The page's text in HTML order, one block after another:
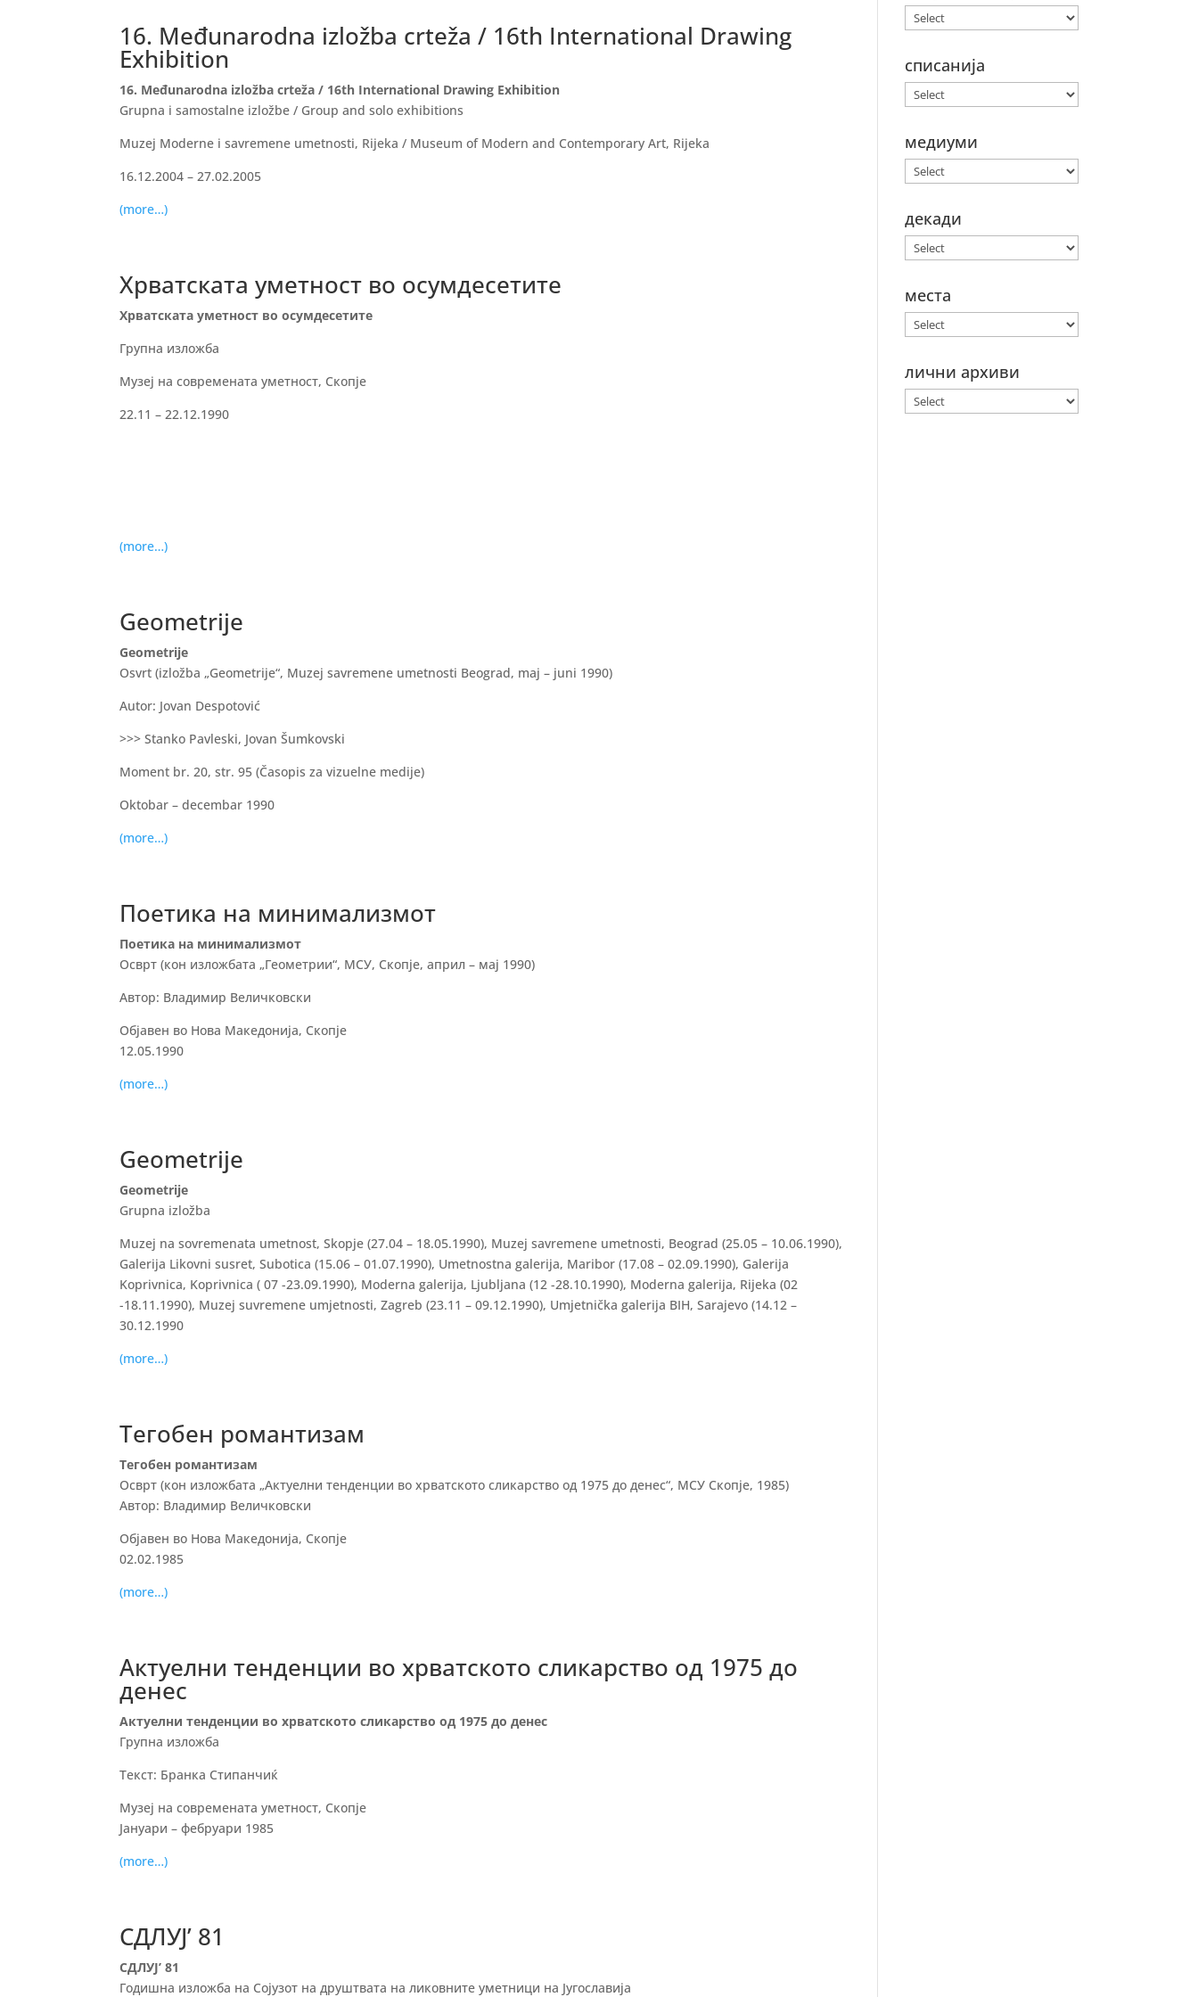
16. Međunarodna izložba crteža / 16th International Drawing
Exhibition
16. Međunarodna izložba crteža / 16th International Drawing Exhibition
Grupna i samostalne izložbe / Group and solo exhibitions
Muzej Moderne i savremene umetnosti, Rijeka / Museum of Modern and Contemporary Art, Rijeka
16.12.2004 – 27.02.2005
(more…)
Хрватската уметност во осумдесетите
Хрватската уметност во осумдесетите
Групна изложба
Музеј на современата уметност, Скопје
22.11 – 22.12.1990
(more…)
Geometrije
Geometrije
Osvrt (izložba „Geometrije“, Muzej savremene umetnosti Beograd, maj – juni 1990)
Autor: Jovan Despotović
>>> Stanko Pavleski, Jovan Šumkovski
Moment br. 20, str. 95 (Časopis za vizuelne medije)
Oktobar – decembar 1990
(more…)
Поетика на минимализмот
Поетика на минимализмот
Осврт (кон изложбата „Геометрии“, МСУ, Скопје, април – мај 1990)
Автор: Владимир Величковски
Објавен во Нова Македонија, Скопје
12.05.1990
(more…)
Geometrije
Geometrije
Grupna izložba
Muzej na sovremenata umetnost, Skopje (27.04 – 18.05.1990), Muzej savremene umetnosti, Beograd (25.05 – 10.06.1990),
Galerija Likovni susret, Subotica (15.06 – 01.07.1990), Umetnostna galerija, Maribor (17.08 – 02.09.1990), Galerija
Koprivnica, Koprivnica ( 07 -23.09.1990), Moderna galerija, Ljubljana (12 -28.10.1990), Moderna galerija, Rijeka (02
-18.11.1990), Muzej suvremene umjetnosti, Zagreb (23.11 – 09.12.1990), Umjetnička galerija BIH, Sarajevo (14.12 –
30.12.1990
(more…)
Тегобен романтизам
Тегобен романтизам
Осврт (кон изложбата „Актуелни тенденции во хрватското сликарство од 1975 до денес“, МСУ Скопје, 1985)
Автор: Владимир Величковски
Објавен во Нова Македонија, Скопје
02.02.1985
(more…)
Актуелни тенденции во хрватското сликарство од 1975 до
денес
Актуелни тенденции во хрватското сликарство од 1975 до денес
Групна изложба
Текст: Бранка Стипанчиќ
Музеј на современата уметност, Скопје
Јануари – фебруари 1985
(more…)
СДЛУЈ’ 81
СДЛУЈ’ 81
Годишна изложба на Сојузот на друштвата на ликовните уметници на Југославија
списанија
медиуми
декади
места
лични архиви